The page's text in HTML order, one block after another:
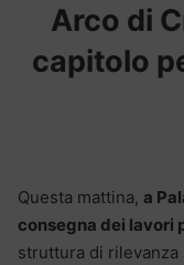
Arco di
capitolo
Questa mattina, a
consegna dei lavori
struttura di